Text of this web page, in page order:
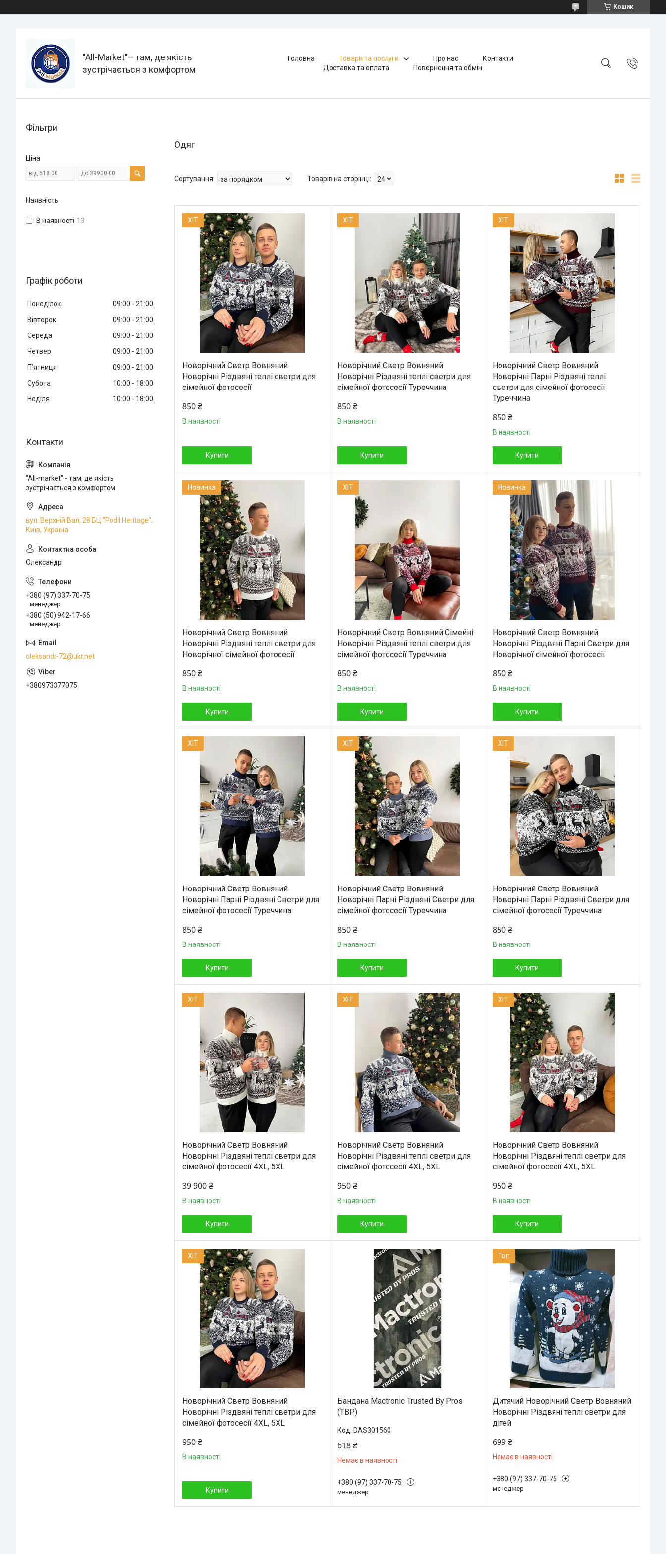
Кошик
"All-Мarket"– там, де якість
зустрічається з комфортом
Головна Товари та послуги Про нас
Контакти
Доставка та оплата
Повернення та обмін
Одяг
ХІТ
Новорічний Светр Вовняний
Новорічні Різдвяні теплі светри для
сімейної фотосесії
850 ₴
В наявності
Купити
ХІТ
Новорічний Светр Вовняний
Новорічні Різдвяні теплі светри для
сімейної фотосесії Туреччина
850 ₴
В наявності
Купити
ХІТ
Новорічний Светр Вовняний
Новорічні Парні Різдвяні теплі
светри для сімейної фотосесії
Туреччина
850 ₴
В наявності
Купити
Новинка
Новорічний Светр Вовняний
Новорічні Різдвяні теплі светри для
Новорічної сімейної фотосесії
850 ₴
В наявності
Купити
ХІТ
Новорічний Светр Вовняний Сімейні
Новорічні Різдвяні теплі светри для
сімейної фотосесії Туреччина
850 ₴
В наявності
Купити
Новинка
Новорічний Светр Вовняний
Новорічні Різдвяні Парні Светри для
Новорічної сімейної фотосесії
850 ₴
В наявності
Купити
ХІТ
Новорічний Светр Вовняний
Новорічні Парні Різдвяні Светри для
сімейної фотосесії Туреччина
850 ₴
В наявності
Купити
ХІТ
Новорічний Светр Вовняний
Новорічні Парні Різдвяні Светри для
сімейної фотосесії Туреччина
850 ₴
В наявності
Купити
ХІТ
Новорічний Светр Вовняний
Новорічні Парні Різдвяні Светри для
сімейної фотосесії Туреччина
850 ₴
В наявності
Купити
ХІТ
Новорічний Светр Вовняний
Новорічні Різдвяні теплі светри для
сімейної фотосесії 4XL, 5XL
39 900 ₴
В наявності
Купити
ХІТ
Новорічний Светр Вовняний
Новорічні Різдвяні теплі светри для
сімейної фотосесії 4XL, 5XL
950 ₴
В наявності
Купити
ХІТ
Новорічний Светр Вовняний
Новорічні Різдвяні теплі светри для
сімейної фотосесії 4XL, 5XL
950 ₴
В наявності
Купити
ХІТ
Новорічний Светр Вовняний
Новорічні Різдвяні теплі светри для
сімейної фотосесії 4XL, 5XL
950 ₴
В наявності
Купити
Бандана Mactronic Trusted By Pros
(TBP)
DAS301560
618 ₴
Немає в наявності
+380 (97) 337-70-75
менеджер
Топ
Дитячий Новорічний Светр Вовняний
Новорічні Різдвяні теплі светри для
дітей
699 ₴
Немає в наявності
+380 (97) 337-70-75
менеджер
Фільтри
Ціна
Наявність
В наявності 13
Графік роботи
Понеділок 09:00
21:00
Вівторок
09:00
21:00
Середа
09:00
21:00
Четвер
09:00
21:00
Пʼятниця
09:00
21:00
Субота
10:00
18:00
Неділя
10:00 18:00
"All-market" - там, де якість
зустрічається з комфортом
вул. Верхній Вал, 28 БЦ "Podil Heritage",
Київ, Україна
Олександр
+380 (97) 337-70-75
менеджер
+380 (50) 942-17-66
менеджер
oleksandr-72@ukr.net
+380973377075